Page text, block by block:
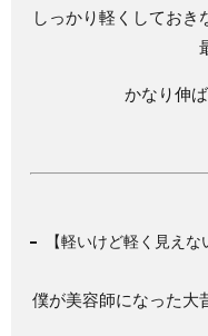
しっかり軽くしておき
かなり伸
【軽いけど軽く見えな
僕が美容師になった大